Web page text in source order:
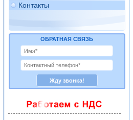
Контакты
ОБРАТНАЯ СВЯЗЬ